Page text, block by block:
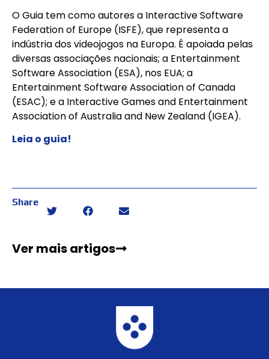
O Guia tem como autores a Interactive Software
Federation of Europe (ISFE), que representa a
indústria dos videojogos na Europa. É apoiada pelas
diversas associações nacionais; a Entertainment
Software Association (ESA), nos EUA; a
Entertainment Software Association of Canada
(ESAC); e a Interactive Games and Entertainment
Association of Australia and New Zealand (IGEA).
Leia o guia!
Share
Ver mais artigos